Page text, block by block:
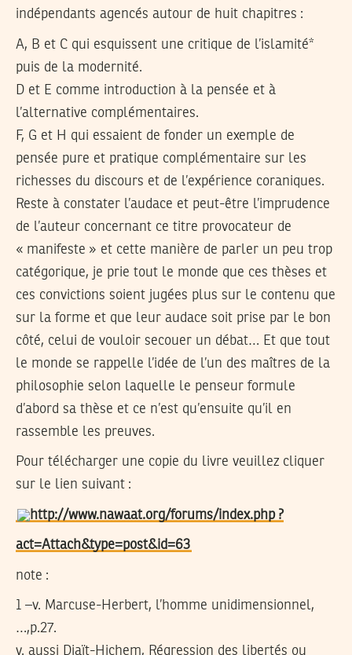
indépendants agencés autour de huit chapitres :
A, B et C qui esquissent une critique de l’islamité*
puis de la modernité.
D et E comme introduction à la pensée et à
l’alternative complémentaires.
F, G et H qui essaient de fonder un exemple de
pensée pure et pratique complémentaire sur les
richesses du discours et de l’expérience coraniques.
Reste à constater l’audace et peut-être l’imprudence
de l’auteur concernant ce titre provocateur de
« manifeste » et cette manière de parler un peu trop
catégorique, je prie tout le monde que ces thèses et
ces convictions soient jugées plus sur le contenu que
sur la forme et que leur audace soit prise par le bon
côté, celui de vouloir secouer un débat… Et que tout
le monde se rappelle l’idée de l’un des maîtres de la
philosophie selon laquelle le penseur formule
d’abord sa thèse et ce n’est qu’ensuite qu’il en
rassemble les preuves.
Pour télécharger une copie du livre veuillez cliquer
sur le lien suivant :
http://www.nawaat.org/forums/index.php ?
act=Attach&type=post&id=63
note :
1 –v. Marcuse-Herbert, l’homme unidimensionnel,
…,p.27.
v. aussi Djaït-Hichem, Régression des libertés ou